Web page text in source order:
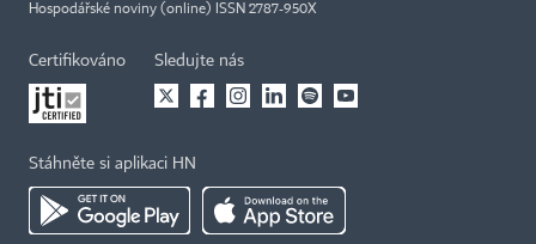
Hospodářské noviny (online) ISSN 2787-950X
Certifikováno Sledujte nás
Stáhněte si aplikaci HN